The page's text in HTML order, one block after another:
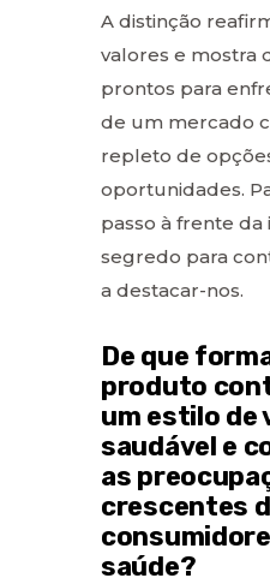
A distinção
valores e mostra
prontos para
de um mercado
repleto de
oportunidades.
passo à frente da
segredo para
a destacar-nos.
De que
produto
um estilo de
saudável e
as
crescentes
saúde?